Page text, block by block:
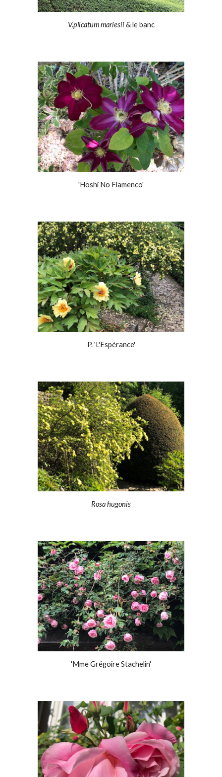
V.plicatum mariesii& le banc
'Hoshi No Flamenco'
P. 'L'Espérance'
Rosa hugonis
'Mme Grégoire Stachelin'